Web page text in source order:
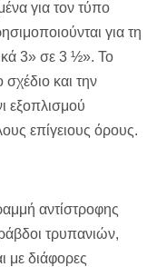
για τον τύπο
για τη
3» σε 3 ½». Το
σχέδιο και την
εξοπλισμού
επίγειους όρους.
αντίστροφης
τρυπανιών,
με διάφορες